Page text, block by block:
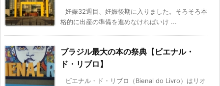
妊娠32週目、妊娠後期に入りました。そろそろ本
格的に出産の準備を進めなければいけ ...
ブラジル最大の本の祭典【ビエナル・
ド・リブロ】
ビエナル・ド・リブロ（Bienal do Livro）はリオ